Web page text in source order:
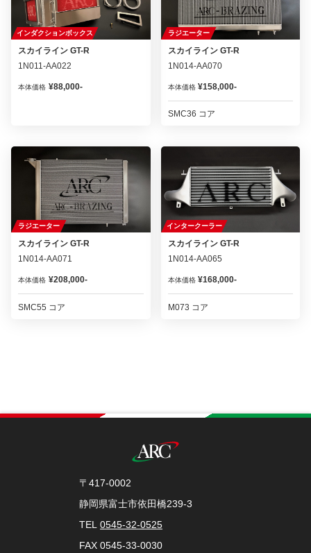
インダクションボックス
スカイライン GT-R
1N011-AA022
本体価格 ¥88,000-
ラジエーター
スカイライン GT-R
1N014-AA070
本体価格 ¥158,000-
SMC36 コア
ラジエーター
スカイライン GT-R
1N014-AA071
本体価格 ¥208,000-
SMC55 コア
インタークーラー
スカイライン GT-R
1N014-AA065
本体価格 ¥168,000-
M073 コア
〒417-0002
静岡県富士市依田橋239-3
TEL 0545-32-0525
FAX 0545-33-0030